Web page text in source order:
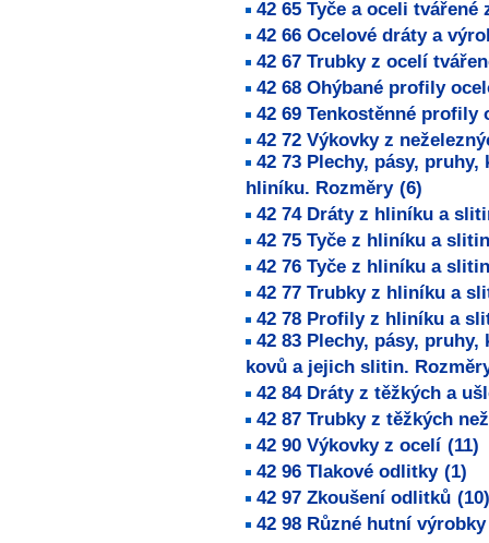
42 65 Tyče a oceli tvářené
42 66 Ocelové dráty a
42 67 Trubky z ocelí
42 68 Ohýbané profily
42 69 Tenkostěnné profily
42 72 Výkovky z
42 73 Plechy, pásy,
hliníku. Rozměry (6)
42 74 Dráty z hliníku a
42 75 Tyče z hliníku a
42 76 Tyče z hliníku a
42 77 Trubky z hliníku a
42 78 Profily z hliníku a
42 83 Plechy, pásy,
kovů a jejich slitin.
42 84 Dráty z těžkých a
42 87 Trubky z těžkých
42 90 Výkovky z ocelí (11)
42 96 Tlakové odlitky (1)
42 97 Zkoušení odlitků (10)
42 98 Různé hutní výrobky